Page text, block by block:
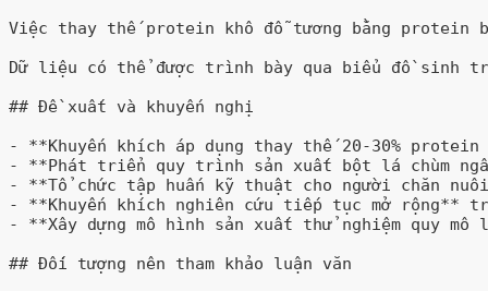
Việc thay thế protein khô đỗ tương bằng protein
Dữ liệu có thể được trình bày qua biểu đồ sinh
## Đề xuất và khuyến nghị
- **Khuyến khích áp dụng thay thế 20-30%
- **Phát triển quy trình sản xuất bột lá chùm
- **Tổ chức tập huấn kỹ thuật cho người chăn
- **Khuyến khích nghiên cứu tiếp tục mở rộng**
- **Xây dựng mô hình sản xuất thử nghiệm quy
## Đối tượng nên tham khảo luận văn